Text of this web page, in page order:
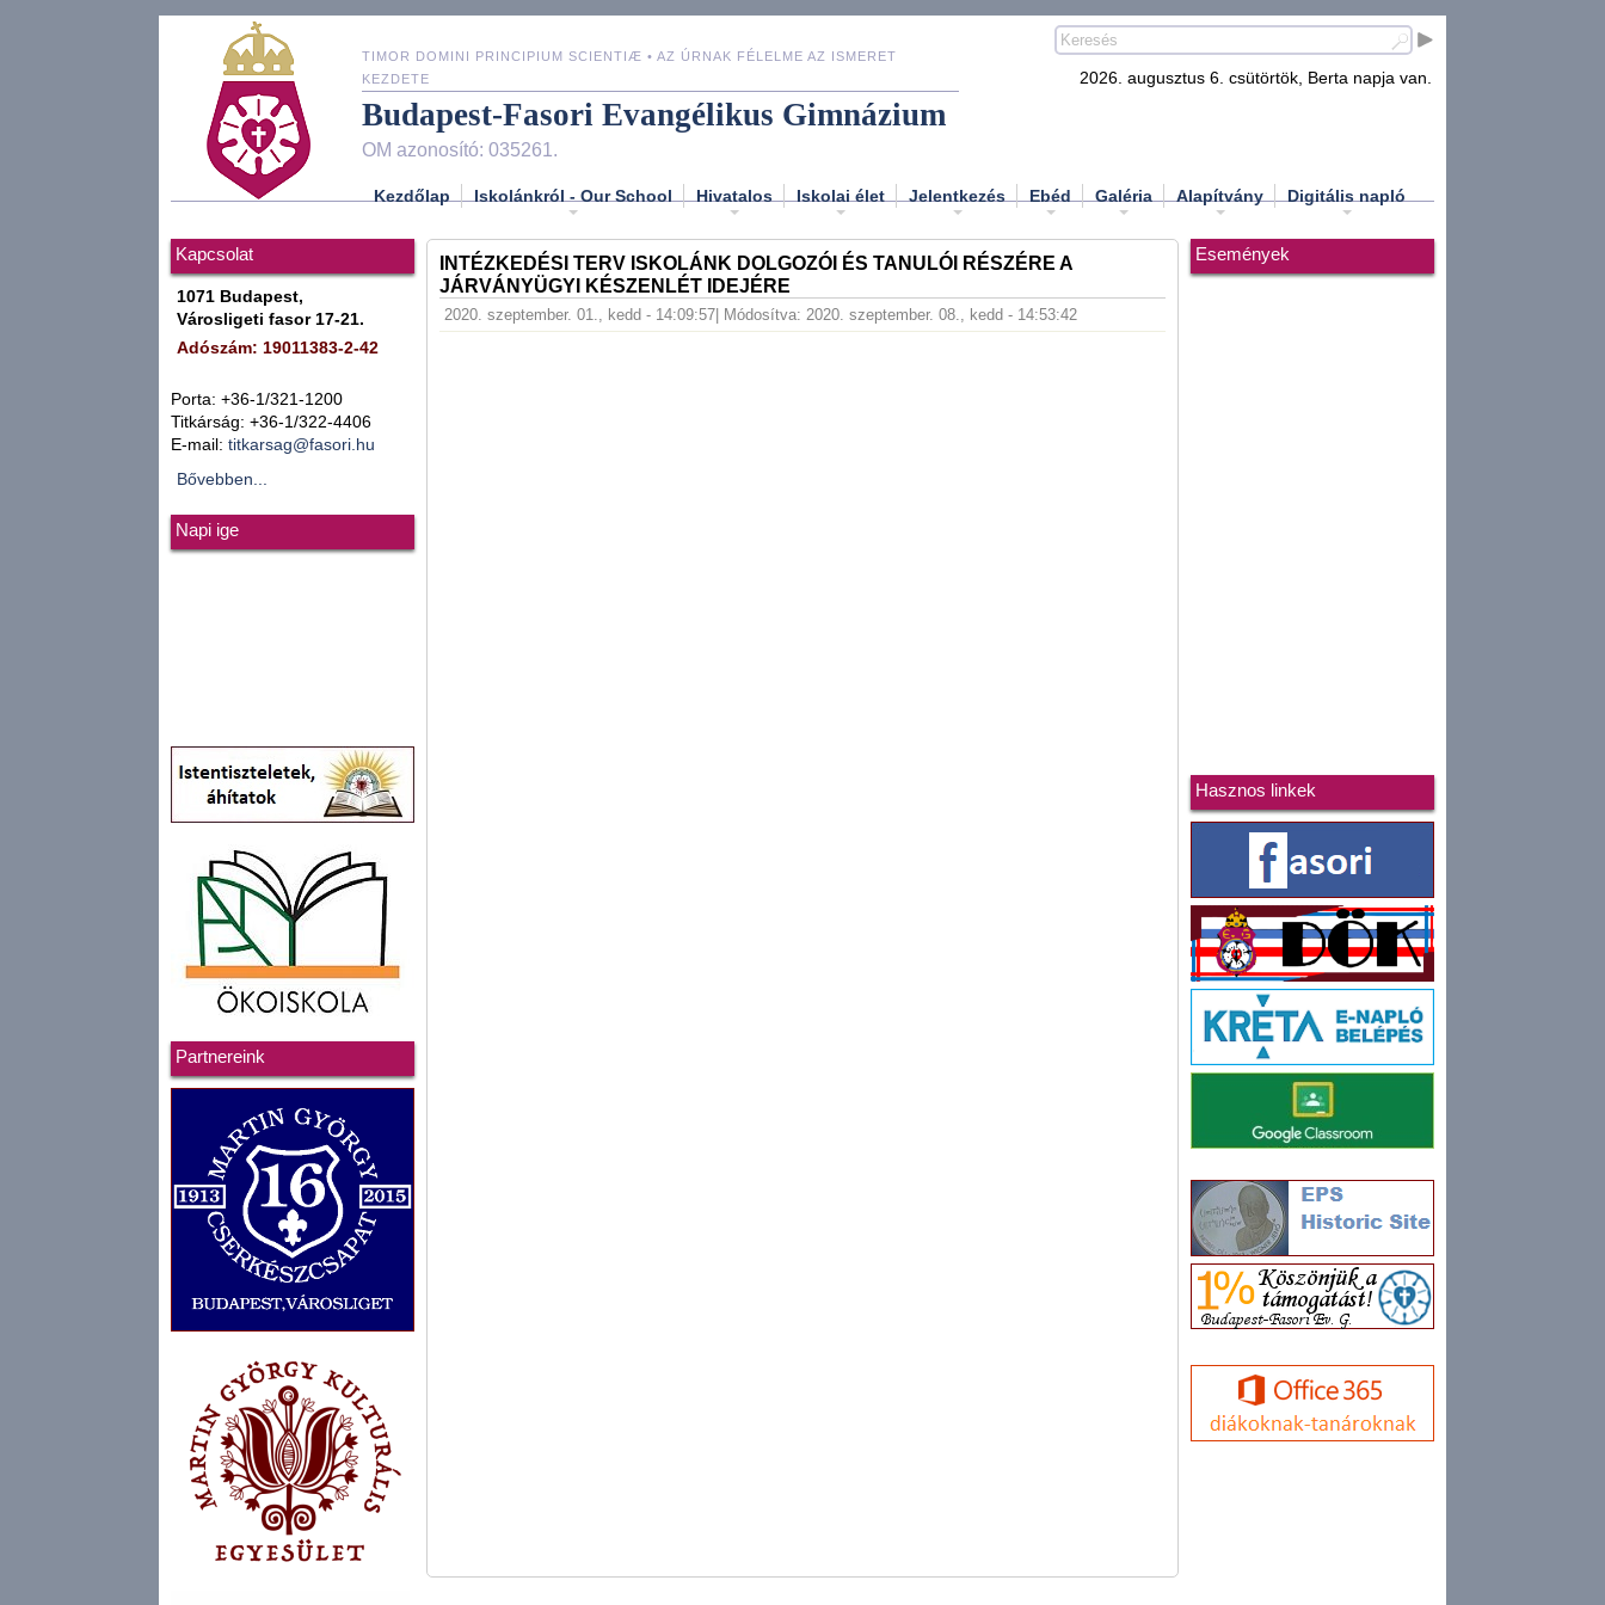
TIMOR DOMINI PRINCIPIUM SCIENTIÆ • AZ ÚRNAK FÉLELME AZ ISMERET
KEZDETE
Budapest-Fasori Evangélikus Gimnázium
OM azonosító: 035261.
2026. augusztus 6. csütörtök, Berta napja van.
Kezdőlap Iskolánkról - Our School Hivatalos Iskolai élet Jelentkezés Ebéd Galéria Alapítvány Digitális napló
Kapcsolat
1071 Budapest,
Városligeti fasor 17-21.
Adószám: 19011383-2-42
Porta: +36-1/321-1200
Titkárság: +36-1/322-4406
E-mail: titkarsag@fasori.hu
Bővebben...
Napi ige
Partnereink
INTÉZKEDÉSI TERV ISKOLÁNK DOLGOZÓI ÉS TANULÓI RÉSZÉRE A
JÁRVÁNYÜGYI KÉSZENLÉT IDEJÉRE
2020. szeptember. 01., kedd - 14:09:57 | Módosítva: 2020. szeptember. 08., kedd - 14:53:42
Események
Hasznos linkek